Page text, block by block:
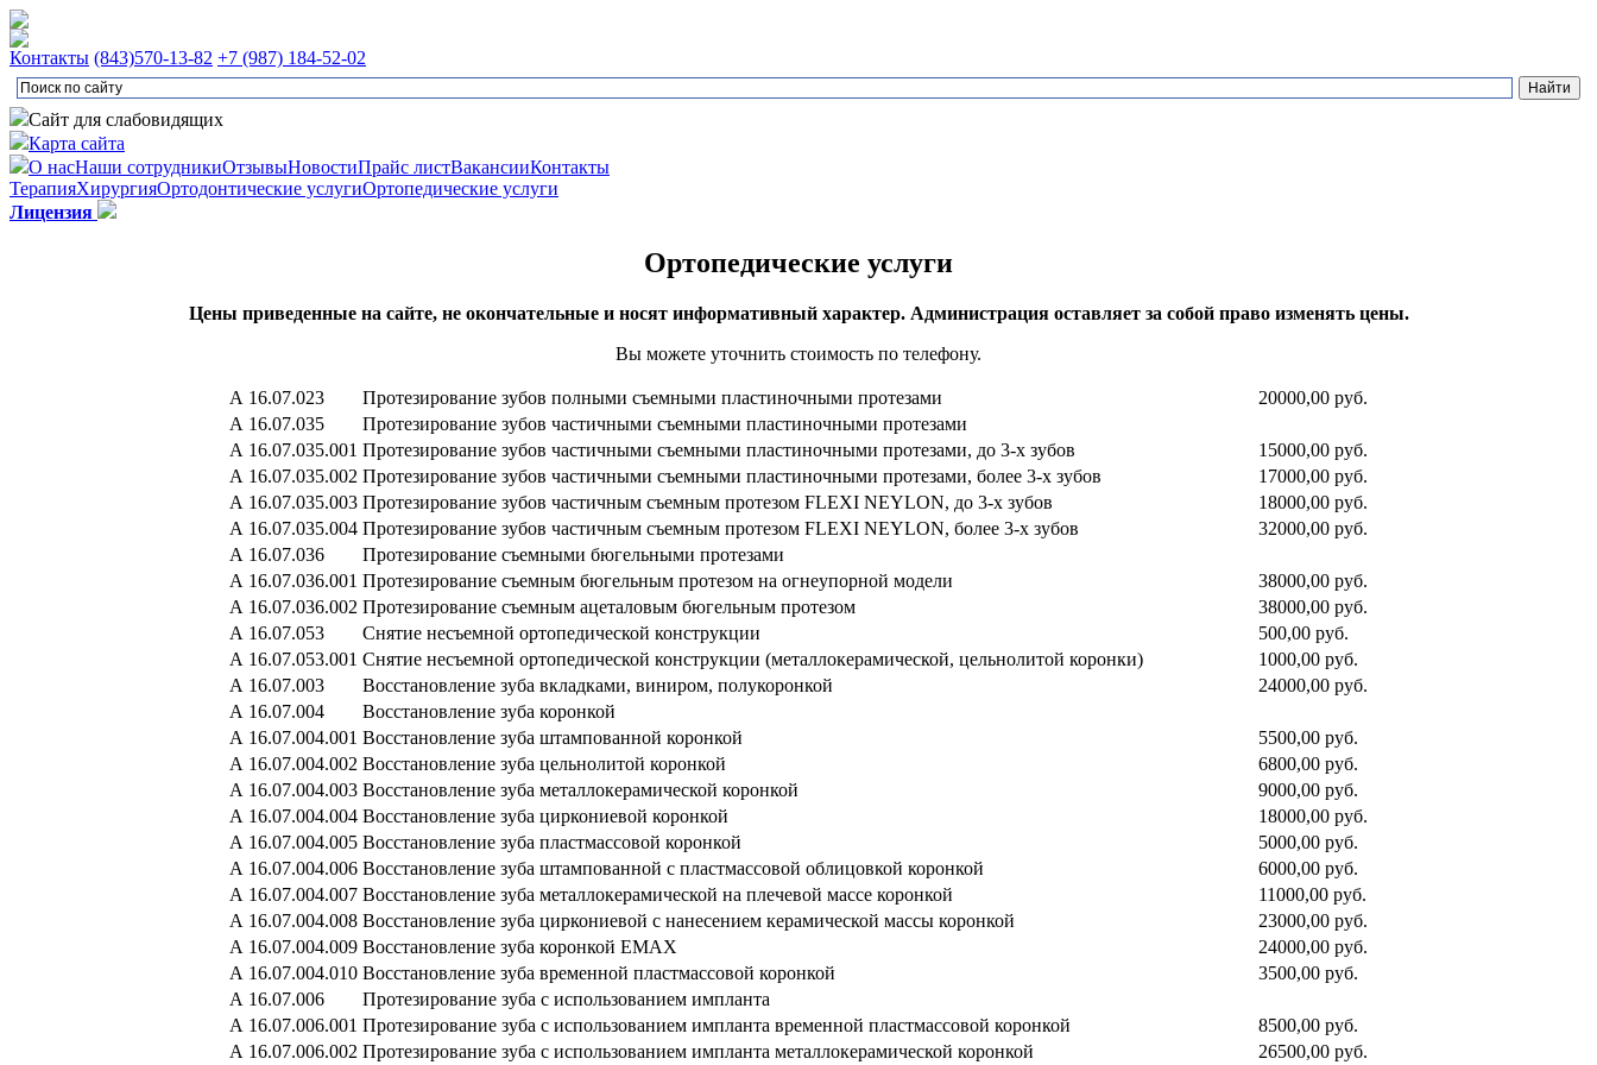
Контакты (843)570-13-82 +7 (987) 184-52-02
Сайт для слабовидящих
Карта сайта
О насНаши сотрудникиОтзывыНовостиПрайс листВакансииКонтакты
ТерапияХирургияОртодонтические услугиОртопедические услуги
Лицензия
Ортопедические услуги
Цены приведенные на сайте, не окончательные и носят информативный характер. Администрация оставляет за собой право изменять цены.
Вы можете уточнить стоимость по телефону.
А 16.07.023 Протезирование зубов полными съемными пластиночными протезами
20000,00 руб.
А 16.07.035
Протезирование зубов частичными съемными пластиночными протезами
А 16.07.035.001 Протезирование зубов частичными съемными пластиночными протезами, до 3-х зубов
15000,00 руб.
А 16.07.035.002 Протезирование зубов частичными съемными пластиночными протезами, более 3-х зубов
17000,00 руб.
А 16.07.035.003 Протезирование зубов частичным съемным протезом FLEXI NEYLON, до 3-х зубов
18000,00 руб.
А 16.07.035.004 Протезирование зубов частичным съемным протезом FLEXI NEYLON, более 3-х зубов
32000,00 руб.
А 16.07.036
Протезирование съемными бюгельными протезами
А 16.07.036.001 Протезирование съемным бюгельным протезом на огнеупорной модели
38000,00 руб.
А 16.07.036.002 Протезирование съемным ацеталовым бюгельным протезом
38000,00 руб.
А 16.07.053
Снятие несъемной ортопедической конструкции
500,00 руб.
А 16.07.053.001 Снятие несъемной ортопедической конструкции (металлокерамической, цельнолитой коронки)
1000,00 руб.
А 16.07.003
Восстановление зуба вкладками, виниром, полукоронкой
24000,00 руб.
А 16.07.004
Восстановление зуба коронкой
А 16.07.004.001 Восстановление зуба штампованной коронкой
5500,00 руб.
А 16.07.004.002 Восстановление зуба цельнолитой коронкой
6800,00 руб.
А 16.07.004.003 Восстановление зуба металлокерамической коронкой
9000,00 руб.
А 16.07.004.004 Восстановление зуба циркониевой коронкой
18000,00 руб.
А 16.07.004.005 Восстановление зуба пластмассовой коронкой
5000,00 руб.
А 16.07.004.006 Восстановление зуба штампованной с пластмассовой облицовкой коронкой
6000,00 руб.
А 16.07.004.007 Восстановление зуба металлокерамической на плечевой массе коронкой
11000,00 руб.
А 16.07.004.008 Восстановление зуба циркониевой с нанесением керамической массы коронкой
23000,00 руб.
А 16.07.004.009 Восстановление зуба коронкой EMAX
24000,00 руб.
А 16.07.004.010 Восстановление зуба временной пластмассовой коронкой
3500,00 руб.
А 16.07.006
Протезирование зуба с использованием импланта
А 16.07.006.001 Протезирование зуба с использованием импланта временной пластмассовой коронкой
8500,00 руб.
А 16.07.006.002 Протезирование зуба с использованием импланта металлокерамической коронкой 26500,00 руб.